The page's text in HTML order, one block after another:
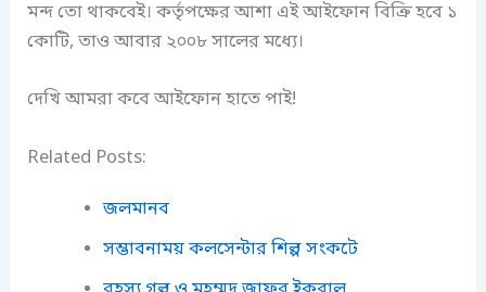
মন্দ তো থাকবেই। কর্তৃপক্ষের আশা এই আইফোন বিক্রি হবে ১
কোটি, তাও আবার ২০০৮ সালের মধ্যে।
দেখি আমরা কবে আইফোন হাতে পাই!
Related Posts:
জলমানব
সম্ভাবনাময় কলসেন্টার শিল্প সংকটে